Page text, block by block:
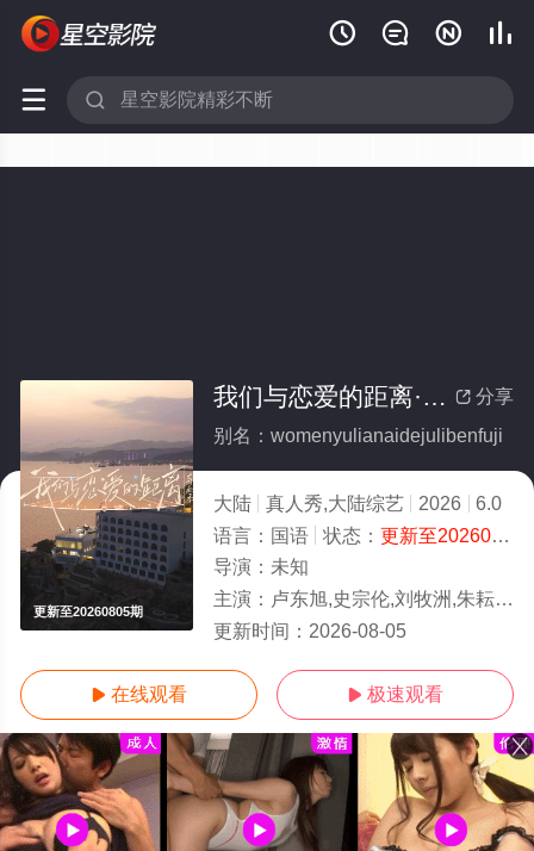
   
 
更新至20260805期
 分享
我们与恋爱的距离·奔赴季
别名：womenyulianaidejulibenfuji
大陆 真人秀,大陆综艺 2026
6.0
语言： 国语 状态： 更新至20260805期
导演： 未知
主演： 卢东旭,史宗伦,刘牧洲,朱耘娇,杨诗语,易冉,叶萌
更新时间： 2026-08-05
 在线观看  极速观看